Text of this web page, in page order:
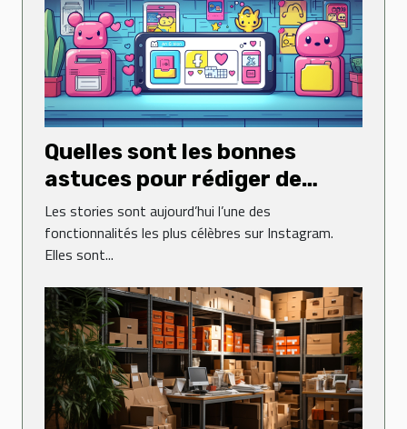
Quelles sont les bonnes
astuces pour rédiger de
jolies stories sur Instagram ?
Les stories sont aujourd’hui l’une des
fonctionnalités les plus célèbres sur Instagram.
Elles sont...